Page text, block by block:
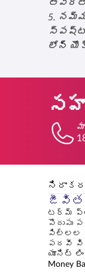
త్వరిత
5.
లోన్
జీవిత
టర్మ్
పొదుపు
పిల్లల
పదవీ
యూనిట్
Money